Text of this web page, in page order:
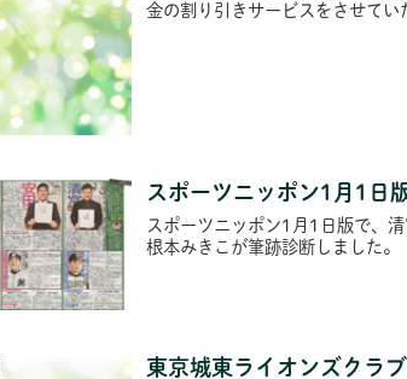
金の割り引きサービスをさせてい
スポーツニッポン1月1日
スポーツニッポン1月1日版で、
根本みきこが筆跡診断しました。
東京城東ライオンズクラ